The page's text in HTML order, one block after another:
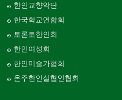
한인교향악단
한국학교연합회
토론토한인회
한인여성회
한인미술가협회
온주한인실협인협회